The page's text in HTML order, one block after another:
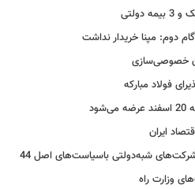
دوم: مپنا خریدار نداشت
خصوصی‌سازی
ایران
شبه‌دولتی باسیاست‌های اصل 44
وزارت راه